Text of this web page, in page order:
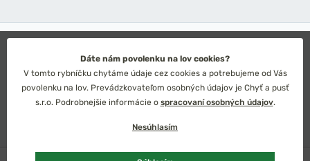
Obchodné podmienky
Ochrana osobných údajov
Technické riešenie: Simplia s.r.o.
Strategický dizajn: Petr Široký
Dáte nám povolenku na lov cookies?
V tomto rybníčku chytáme údaje cez cookies a potrebujeme od Vás
povolenku na lov. Prevádzkovateľom osobných údajov je Chyť a pusť
s.r.o. Podrobnejšie informácie o spracovaní osobných údajov.
Nesúhlasím